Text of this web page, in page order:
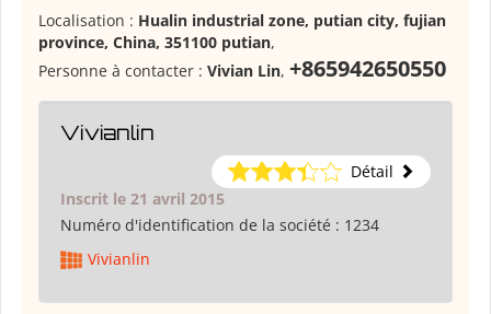
Localisation : Hualin industrial zone, putian city, fujian
province, China, 351100 putian,
Personne à contacter : Vivian Lin, +865942650550
Vivianlin
Détail
Inscrit le 21 avril 2015
Numéro d'identification de la société : 1234
Vivianlin